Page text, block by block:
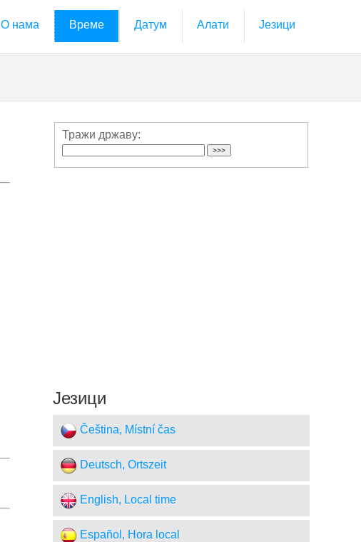
О нама Време Датум Алати Језици
Тражи државу:
Језици
Čeština, Místní čas
Deutsch, Ortszeit
English, Local time
Español, Hora local